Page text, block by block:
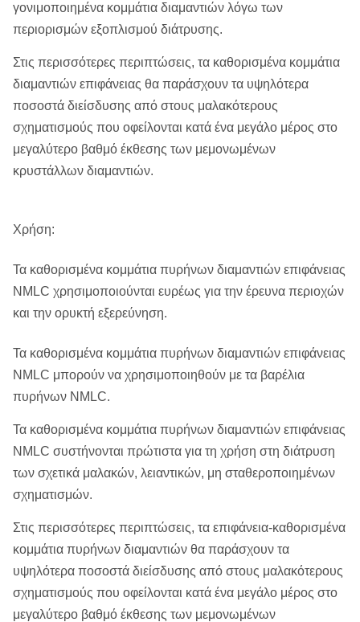
γονιμοποιημένα κομμάτια διαμαντιών λόγω των
περιορισμών εξοπλισμού διάτρυσης.
Στις περισσότερες περιπτώσεις, τα καθορισμένα κομμάτια
διαμαντιών επιφάνειας θα παράσχουν τα υψηλότερα
ποσοστά διείσδυσης από στους μαλακότερους
σχηματισμούς που οφείλονται κατά ένα μεγάλο μέρος στο
μεγαλύτερο βαθμό έκθεσης των μεμονωμένων
κρυστάλλων διαμαντιών.
Χρήση:
Τα καθορισμένα κομμάτια πυρήνων διαμαντιών επιφάνειας
NMLC χρησιμοποιούνται ευρέως για την έρευνα περιοχών
και την ορυκτή εξερεύνηση.
Τα καθορισμένα κομμάτια πυρήνων διαμαντιών επιφάνειας
NMLC μπορούν να χρησιμοποιηθούν με τα βαρέλια
πυρήνων NMLC.
Τα καθορισμένα κομμάτια πυρήνων διαμαντιών επιφάνειας
NMLC συστήνονται πρώτιστα για τη χρήση στη διάτρυση
των σχετικά μαλακών, λειαντικών, μη σταθεροποιημένων
σχηματισμών.
Στις περισσότερες περιπτώσεις, τα επιφάνεια-καθορισμένα
κομμάτια πυρήνων διαμαντιών θα παράσχουν τα
υψηλότερα ποσοστά διείσδυσης από στους μαλακότερους
σχηματισμούς που οφείλονται κατά ένα μεγάλο μέρος στο
μεγαλύτερο βαθμό έκθεσης των μεμονωμένων